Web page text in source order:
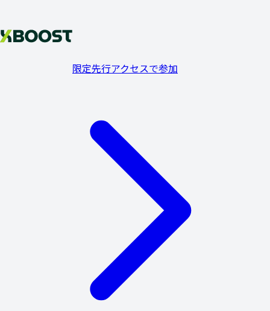
限定先行アクセスで参加